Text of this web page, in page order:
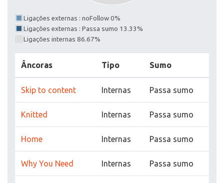
Ligações externas : noFollow 0%
Ligações externas : Passa sumo 13.33%
Ligações internas 86.67%
Âncoras Tipo Sumo
Skip to content Internas Passa sumo
Knitted Internas Passa sumo
Home Internas Passa sumo
Why You Need Internas Passa sumo